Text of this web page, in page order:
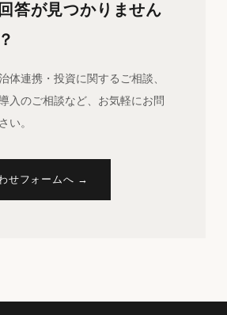
答が見つかりません
体連携・投資に関するご相談、
入のご相談など、お気軽にお問
い。
せフォームへ →